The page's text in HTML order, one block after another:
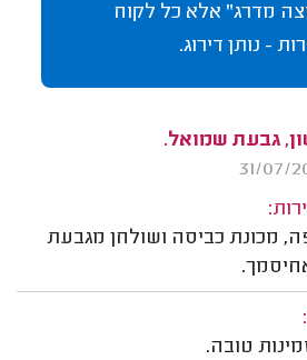
מדרג" אלא כל לקוח
- נותן דירוג.
גבעת שמואל.
מכונת כביסה ושולחן מגבעת
טובה.